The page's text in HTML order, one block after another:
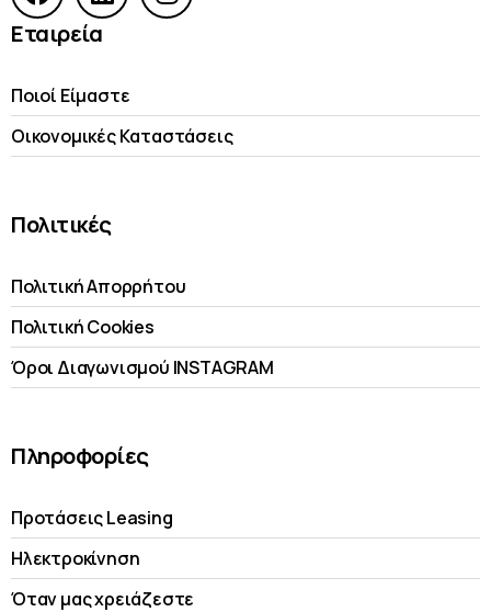
Εταιρεία
Ποιοί Είμαστε
Οικονομικές Kαταστάσεις
Πολιτικές
Πολιτική Απορρήτου
Πολιτική Cookies
Όροι Διαγωνισμού INSTAGRAM
Πληροφορίες
Προτάσεις Leasing
Ηλεκτροκίνηση
Όταν μας χρειάζεστε